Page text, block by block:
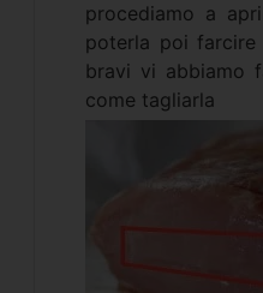
procediamo a
poterla poi
bravi vi abbiamo
come tagliarla